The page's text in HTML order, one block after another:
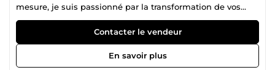
mesure, je suis passionné par la transformation de vos
idées en solutions concrètes et efficaces. Mon approche
repose sur : Une écoute attentive de vos besoins pour
concevoir des sites qui reflètent parfaitement votre vision.
Une expertise technique solide pour vous offrir des
solutions personnalisées, performantes et évolutives. Des
Contacter le vendeur
En savoir plus